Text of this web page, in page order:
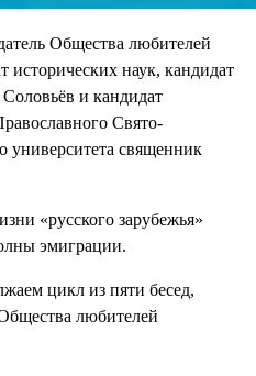
Общества любителей
исторических наук, кандидат
и кандидат
Свято-
университета священник
«русского зарубежья»
эмиграции.
цикл из пяти бесед,
любителей